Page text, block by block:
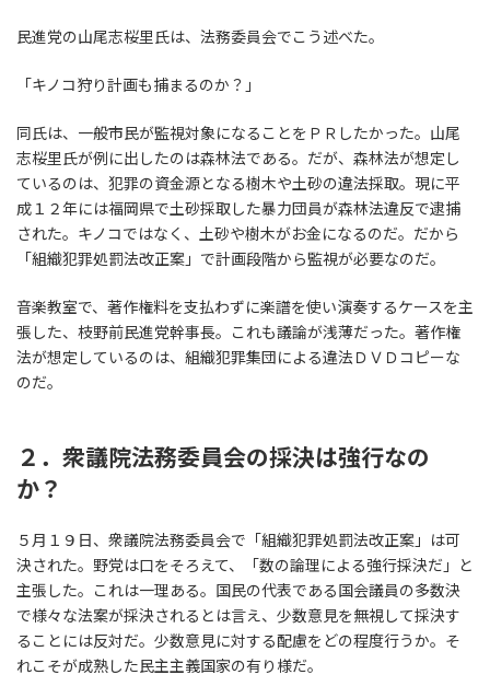
民進党の山尾志桜里氏は、法務委員会でこう述べた。
「キノコ狩り計画も捕まるのか？」
同氏は、一般市民が監視対象になることをＰＲしたかった。山尾
志桜里氏が例に出したのは森林法である。だが、森林法が想定し
ているのは、犯罪の資金源となる樹木や土砂の違法採取。現に平
成１２年には福岡県で土砂採取した暴力団員が森林法違反で逮捕
された。キノコではなく、土砂や樹木がお金になるのだ。だから
「組織犯罪処罰法改正案」で計画段階から監視が必要なのだ。
音楽教室で、著作権料を支払わずに楽譜を使い演奏するケースを主
張した、枝野前民進党幹事長。これも議論が浅薄だった。著作権
法が想定しているのは、組織犯罪集団による違法ＤＶＤコピーな
のだ。
２．衆議院法務委員会の採決は強行なの
か？
５月１９日、衆議院法務委員会で「組織犯罪処罰法改正案」は可
決された。野党は口をそろえて、「数の論理による強行採決だ」と
主張した。これは一理ある。国民の代表である国会議員の多数決
で様々な法案が採決されるとは言え、少数意見を無視して採決す
ることには反対だ。少数意見に対する配慮をどの程度行うか。そ
れこそが成熟した民主主義国家の有り様だ。